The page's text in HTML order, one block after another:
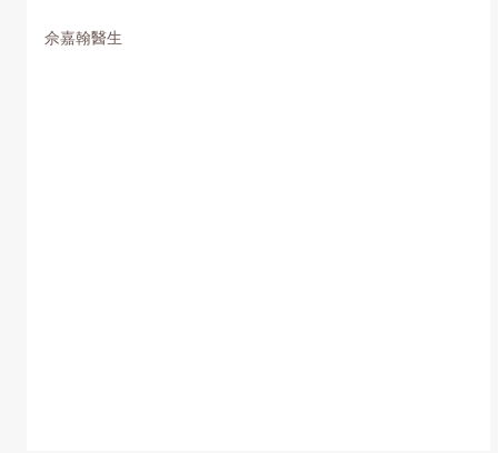
佘嘉翰醫生